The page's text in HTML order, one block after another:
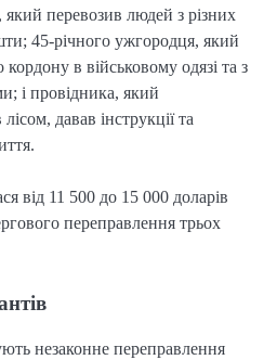
який перевозив людей з різних
45-річного ужгородця, який
кордону в військовому одязі та з
і провідника, який
давав інструкції та
від 11 500 до 15 000 доларів
переправлення трьох
незаконне переправлення